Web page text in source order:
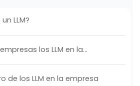
un LLM?
empresas los LLM en la